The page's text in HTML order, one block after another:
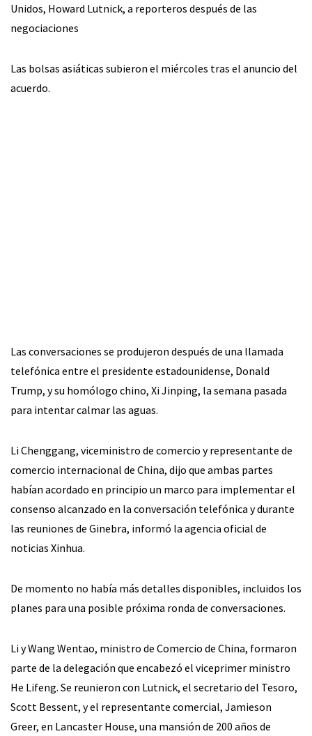
Unidos, Howard Lutnick, a reporteros después de las
negociaciones
Las bolsas asiáticas subieron el miércoles tras el anuncio del
acuerdo.
Las conversaciones se produjeron después de una llamada
telefónica entre el presidente estadounidense, Donald
Trump, y su homólogo chino, Xi Jinping, la semana pasada
para intentar calmar las aguas.
Li Chenggang, viceministro de comercio y representante de
comercio internacional de China, dijo que ambas partes
habían acordado en principio un marco para implementar el
consenso alcanzado en la conversación telefónica y durante
las reuniones de Ginebra, informó la agencia oficial de
noticias Xinhua.
De momento no había más detalles disponibles, incluidos los
planes para una posible próxima ronda de conversaciones.
Li y Wang Wentao, ministro de Comercio de China, formaron
parte de la delegación que encabezó el viceprimer ministro
He Lifeng. Se reunieron con Lutnick, el secretario del Tesoro,
Scott Bessent, y el representante comercial, Jamieson
Greer, en Lancaster House, una mansión de 200 años de